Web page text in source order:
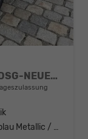
Life/Style Paket 1,5 eTSI 150 PS DSG-NEUES MODELL-Dach Schwarz-ACC-18" Alu Sofort
Celestiablau Metallic / Dach Schwarz